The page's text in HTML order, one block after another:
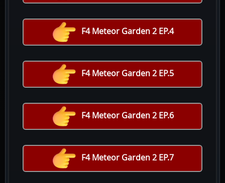
F4 Meteor Garden 2 EP.4
F4 Meteor Garden 2 EP.5
F4 Meteor Garden 2 EP.6
F4 Meteor Garden 2 EP.7